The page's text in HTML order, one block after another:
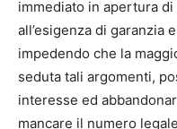
immediato in apertura
all’esigenza di garanzia
impedendo che la
seduta tali argomenti,
interesse ed
mancare il numero